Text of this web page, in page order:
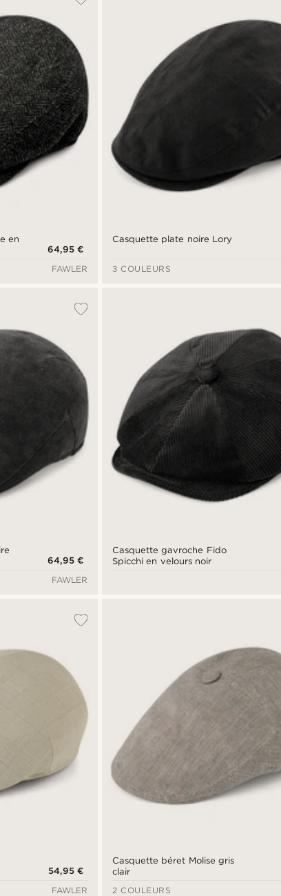
en
64,95 €
FAWLER
Casquette plate noire Lory
3 COULEURS
64,95 €
FAWLER
Casquette gavroche Fido
Spicchi en velours noir
54,95 €
FAWLER
Casquette béret Molise gris
clair
2 COULEURS